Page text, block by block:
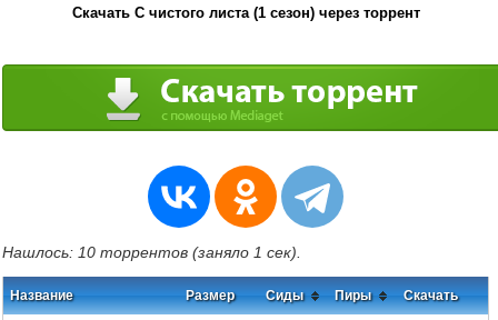
Скачать С чистого листа (1 сезон) через торрент
Нашлось: 10 торрентов (заняло 1 сек).
Название Размер Сиды Пиры Скачать